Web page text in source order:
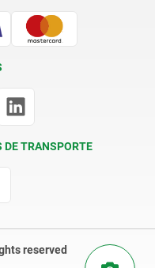
DE TRANSPORTE
reserved